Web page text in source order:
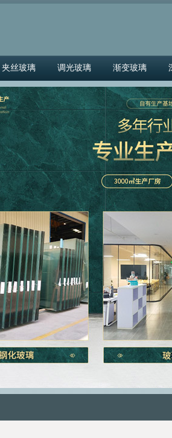
夹丝玻璃 调光玻璃 渐变玻璃